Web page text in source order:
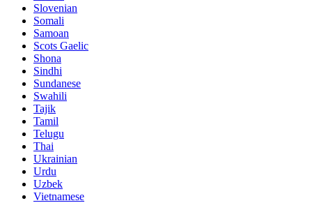
Slovenian
Somali
Samoan
Scots Gaelic
Shona
Sindhi
Sundanese
Swahili
Tajik
Tamil
Telugu
Thai
Ukrainian
Urdu
Uzbek
Vietnamese